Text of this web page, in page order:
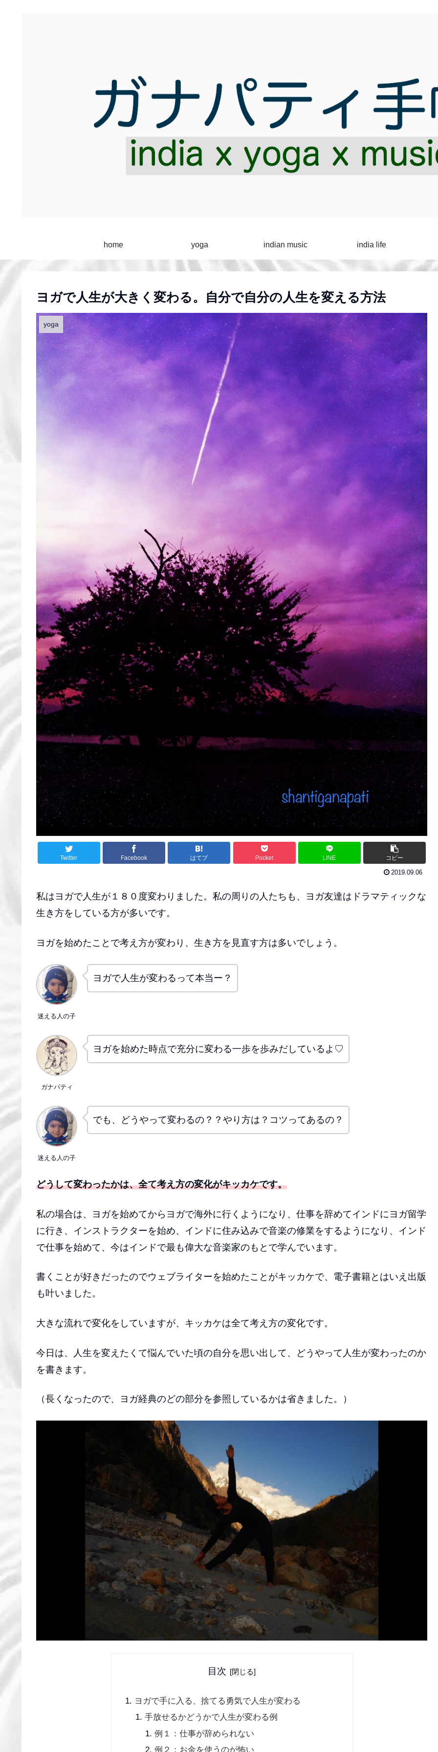
home yoga indian music india life
ヨガで人生が大きく変わる。自分で自分の人生を変える方法
yoga
Twitter Facebook はてブ Pocket LINE コピー
2019.09.06
私はヨガで人生が１８０度変わりました。私の周りの人たちも、ヨガ友達はドラマティックな
生き方をしている方が多いです。
ヨガを始めたことで考え方が変わり、生き方を見直す方は多いでしょう。
迷える人の子
ヨガで人生が変わるって本当ー？
ガナパティ
ヨガを始めた時点で充分に変わる一歩を歩みだしているよ♡
迷える人の子
でも、どうやって変わるの？？やり方は？コツってあるの？
どうして変わったかは、全て考え方の変化がキッカケです。
私の場合は、ヨガを始めてからヨガで海外に行くようになり、仕事を辞めてインドにヨガ留学
に行き、インストラクターを始め、インドに住み込みで音楽の修業をするようになり、インド
で仕事を始めて、今はインドで最も偉大な音楽家のもとで学んでいます。
書くことが好きだったのでウェブライターを始めたことがキッカケで、電子書籍とはいえ出版
も叶いました。
大きな流れで変化をしていますが、キッカケは全て考え方の変化です。
今日は、人生を変えたくて悩んでいた頃の自分を思い出して、どうやって人生が変わったのか
を書きます。
（長くなったので、ヨガ経典のどの部分を参照しているかは省きました。）
目次
ヨガで手に入る、捨てる勇気で人生が変わる
手放せるかどうかで人生が変わる例
例１：仕事が辞められない
例２：お金を使うのが怖い